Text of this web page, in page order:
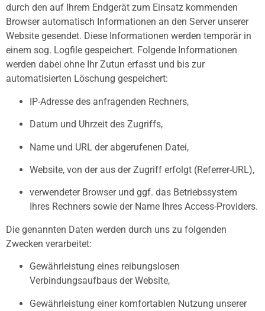
durch den auf Ihrem Endgerät zum Einsatz kommenden
Browser automatisch Informationen an den Server unserer
Website gesendet. Diese Informationen werden temporär in
einem sog. Logfile gespeichert. Folgende Informationen
werden dabei ohne Ihr Zutun erfasst und bis zur
automatisierten Löschung gespeichert:
IP-Adresse des anfragenden Rechners,
Datum und Uhrzeit des Zugriffs,
Name und URL der abgerufenen Datei,
Website, von der aus der Zugriff erfolgt (Referrer-URL),
verwendeter Browser und ggf. das Betriebssystem
Ihres Rechners sowie der Name Ihres Access-Providers.
Die genannten Daten werden durch uns zu folgenden
Zwecken verarbeitet:
Gewährleistung eines reibungslosen
Verbindungsaufbaus der Website,
Gewährleistung einer komfortablen Nutzung unserer